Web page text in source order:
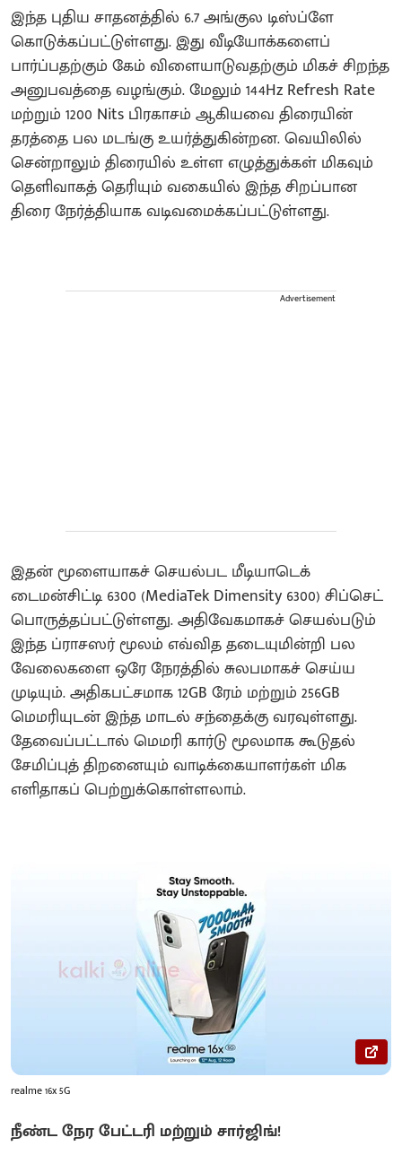
​இந்த புதிய சாதனத்தில் 6.7 அங்குல டிஸ்ப்ளே
கொடுக்கப்பட்டுள்ளது. இது வீடியோக்களைப்
பார்ப்பதற்கும் கேம் விளையாடுவதற்கும் மிகச் சிறந்த
அனுபவத்தை வழங்கும். மேலும் 144Hz Refresh Rate
மற்றும் 1200 Nits பிரகாசம் ஆகியவை திரையின்
தரத்தை பல மடங்கு உயர்த்துகின்றன. வெயிலில்
சென்றாலும் திரையில் உள்ள எழுத்துக்கள் மிகவும்
தெளிவாகத் தெரியும் வகையில் இந்த சிறப்பான
திரை நேர்த்தியாக வடிவமைக்கப்பட்டுள்ளது.
Advertisement
இதன் மூளையாகச் செயல்பட மீடியாடெக்
டைமன்சிட்டி 6300 (MediaTek Dimensity 6300) சிப்செட்
பொருத்தப்பட்டுள்ளது. அதிவேகமாகச் செயல்படும்
இந்த ப்ராசஸர் மூலம் எவ்வித தடையுமின்றி பல
வேலைகளை ஒரே நேரத்தில் சுலபமாகச் செய்ய
முடியும். அதிகபட்சமாக 12GB ரேம் மற்றும் 256GB
மெமரியுடன் இந்த மாடல் சந்தைக்கு வரவுள்ளது.
தேவைப்பட்டால் மெமரி கார்டு மூலமாக கூடுதல்
சேமிப்புத் திறனையும் வாடிக்கையாளர்கள் மிக
எளிதாகப் பெற்றுக்கொள்ளலாம்.
realme 16x 5G
நீண்ட நேர பேட்டரி மற்றும் சார்ஜிங்!